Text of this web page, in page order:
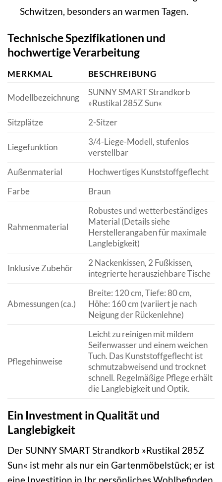
Schwitzen, besonders an warmen Tagen.
Technische Spezifikationen und
hochwertige Verarbeitung
MERKMAL BESCHREIBUNG
Modellbezeichnung
SUNNY SMART Strandkorb
»Rustikal 285Z Sun«
Sitzplätze
2-Sitzer
Liegefunktion
3/4-Liege-Modell, stufenlos
verstellbar
Außenmaterial
Hochwertiges Kunststoffgeflecht
Farbe
Braun
Rahmenmaterial
Robustes und wetterbeständiges
Material (Details siehe
Herstellerangaben für maximale
Langlebigkeit)
Inklusive Zubehör
2 Nackenkissen, 2 Fußkissen,
integrierte herausziehbare Tische
Abmessungen (ca.)
Breite: 120 cm, Tiefe: 80 cm,
Höhe: 160 cm (variiert je nach
Neigung der Rückenlehne)
Pflegehinweise
Leicht zu reinigen mit mildem
Seifenwasser und einem weichen
Tuch. Das Kunststoffgeflecht ist
schmutzabweisend und trocknet
schnell. Regelmäßige Pflege erhält
die Langlebigkeit und Optik.
Ein Investment in Qualität und
Langlebigkeit
Der SUNNY SMART Strandkorb »Rustikal 285Z
Sun« ist mehr als nur ein Gartenmöbelstück; er ist
eine Investition in Ihr persönliches Wohlbefinden